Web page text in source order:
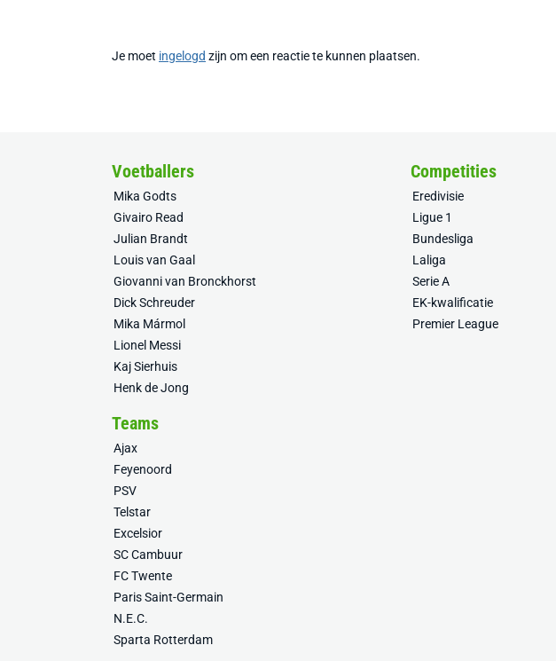
Je moet ingelogd zijn om een reactie te kunnen plaatsen.
Voetballers
Mika Godts
Givairo Read
Julian Brandt
Louis van Gaal
Giovanni van Bronckhorst
Dick Schreuder
Mika Mármol
Lionel Messi
Kaj Sierhuis
Henk de Jong
Competities
Eredivisie
Ligue 1
Bundesliga
Laliga
Serie A
EK-kwalificatie
Premier League
Teams
Ajax
Feyenoord
PSV
Telstar
Excelsior
SC Cambuur
FC Twente
Paris Saint-Germain
N.E.C.
Sparta Rotterdam